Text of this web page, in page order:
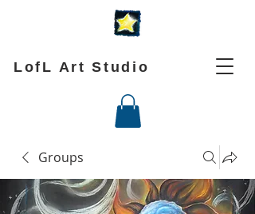
LofL Art Studio
Groups